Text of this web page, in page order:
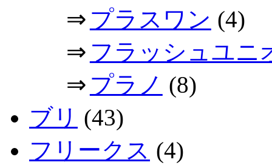
⇒ プラスワン (4)
⇒ フラッシュユニ
⇒ プラノ (8)
ブリ (43)
フリークス (4)